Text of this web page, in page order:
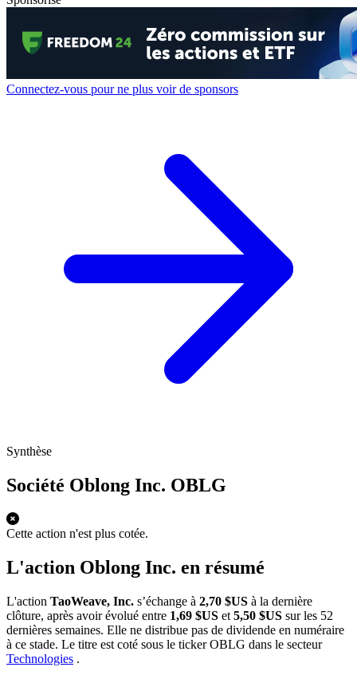
Connectez-vous pour ne plus voir de sponsors
Synthèse
Société Oblong Inc. OBLG
Cette action n'est plus cotée.
L'action Oblong Inc. en résumé
L'action TaoWeave, Inc. s’échange à 2,70 $US à la dernière
clôture, après avoir évolué entre 1,69 $US et 5,50 $US sur les 52
dernières semaines. Elle ne distribue pas de dividende en numéraire
à ce stade. Le titre est coté sous le tickerOBLG dans le secteur
Technologies .